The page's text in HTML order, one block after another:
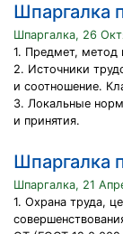
Шпаргалка
Шпаргалка, 26
1. Предмет, метод
2. Источники
и соотношение.
3. Локальные
и принятия.
Шпаргалка
Шпаргалка, 21
1. Охрана труда,